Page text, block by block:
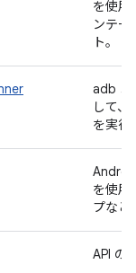
を使用
ンテー
ト。
adb コ
して
を実行
を使用
プなど
API の